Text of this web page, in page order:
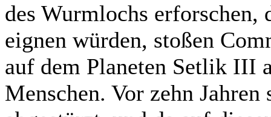
des Wurmlochs
eignen würden, stoßen
auf dem Planeten Setlik III
Menschen. Vor zehn